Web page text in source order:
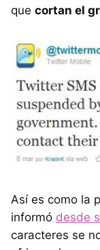
que cortan el
Así es como la
informó desde
caracteres se